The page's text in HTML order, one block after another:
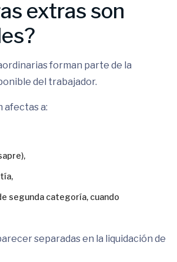
extras son
forman parte de la
del trabajador.
afectas a:
segunda categoría, cuando
separadas en la liquidación de